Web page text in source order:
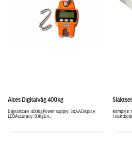
Alces Digitalvåg 400kg
Digitalscale 400kgPower supply: 3xAADisplay:
LCDAccuracy: 0,1kgUn...
Komplett
i